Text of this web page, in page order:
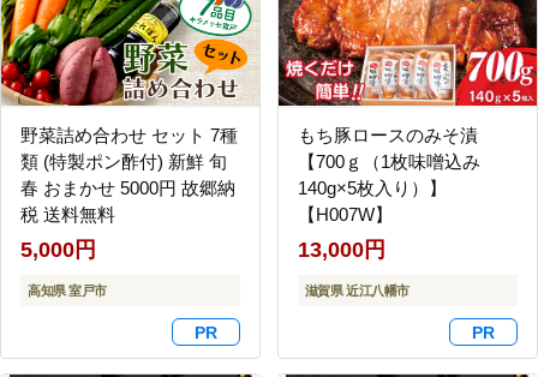
野菜詰め合わせ セット 7種
類 (特製ポン酢付) 新鮮 旬
春 おまかせ 5000円 故郷納
税 送料無料
5,000円
高知県 室戸市
もち豚ロースのみそ漬
【700ｇ（1枚味噌込み
140g×5枚入り）】
【H007W】
13,000円
滋賀県 近江八幡市